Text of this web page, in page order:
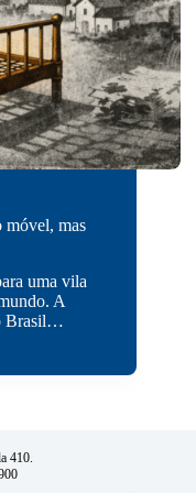
móvel, mas
uma vila
A
Brasil…
410.